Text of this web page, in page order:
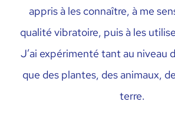
appris à les connaître, à me
qualité vibratoire, puis à les
J’ai expérimenté tant au niveau
que des plantes, des animaux,
terre.